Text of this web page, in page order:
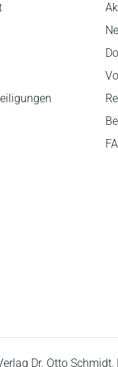
Dr. Otto Schmidt,